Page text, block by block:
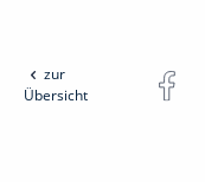
zur
Übersicht